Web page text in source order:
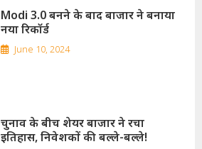
Modi 3.0 बनने के बाद बाजार ने बनाया
नया रिकॉर्ड
June 10, 2024
चुनाव के बीच शेयर बाजार ने रचा
इतिहास, निवेशकों की बल्ले-बल्ले!